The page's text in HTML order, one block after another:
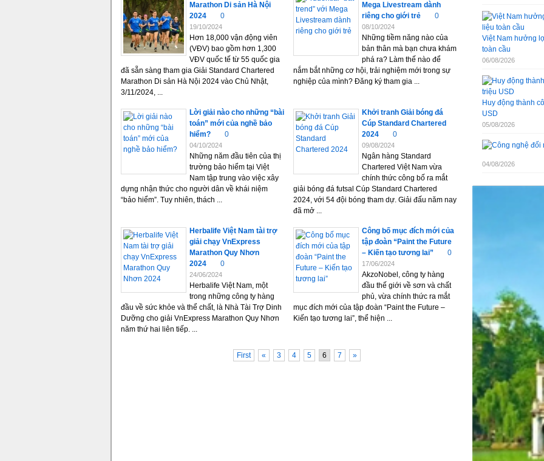
Marathon Di sản Hà Nội
2024
0
19/10/2024
Hơn 18,000 vận động viên
(VĐV) bao gồm hơn 1,300
VĐV quốc tế từ 55 quốc gia
đã sẵn sàng tham gia Giải Standard Chartered
Marathon Di sản Hà Nội 2024 vào Chủ Nhật,
3/11/2024, ...
Mega Livestream dành
riêng cho giới trẻ
0
08/10/2024
Những tiềm năng nào của
bản thân mà bạn chưa khám
phá ra? Làm thế nào để
nắm bắt những cơ hội, trải nghiệm mới trong sự
nghiệp của mình? Đăng ký tham gia ...
Lời giải nào cho những “bài
toán” mới của nghề bảo
hiểm?
0
04/10/2024
Những năm đầu tiên của thị
trường bảo hiểm tại Việt
Nam tập trung vào việc xây
dựng nhận thức cho người dân về khái niệm
“bảo hiểm”. Tuy nhiên, thách ...
Khởi tranh Giải bóng đá
Cúp Standard Chartered
2024
0
09/08/2024
Ngân hàng Standard
Chartered Việt Nam vừa
chính thức công bố ra mắt
giải bóng đá futsal Cúp Standard Chartered
2024, với 54 đội bóng tham dự. Giải đấu năm nay
đã mở ...
Herbalife Việt Nam tài trợ
giải chạy VnExpress
Marathon Quy Nhơn
2024
0
24/06/2024
Herbalife Việt Nam, một
trong những công ty hàng
đầu về sức khỏe và thể chất, là Nhà Tài Trợ Dinh
Dưỡng cho giải VnExpress Marathon Quy Nhơn
năm thứ hai liên tiếp. ...
Công bố mục đích mới của
tập đoàn “Paint the Future
– Kiến tạo tương lai”
0
17/06/2024
AkzoNobel, công ty hàng
đầu thế giới về sơn và chất
phủ, vừa chính thức ra mắt
mục đích mới của tập đoàn “Paint the Future –
Kiến tạo tương lai”, thể hiện ...
First « 3 4 5 6 7 »
Việt Nam hưởng
toàn cầu
06/08/2026
Huy động thành
USD
05/08/2026
04/08/2026